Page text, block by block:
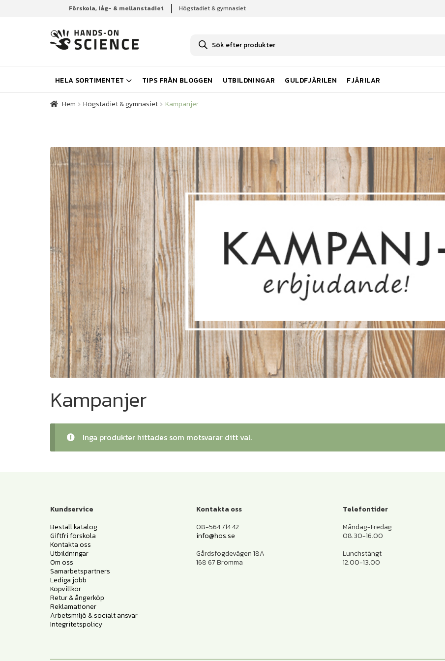
Förskola, låg- & mellanstadiet Högstadiet & gymnasiet
u
k
t
s
ö
k
HELA SORTIMENTET TIPS FRÅN BLOGGEN UTBILDNINGAR GULDFJÄRILEN FJÄRILAR
Hem Högstadiet & gymnasiet Kampanjer
Hem Högstadiet & gymnasiet Kampanjer
Kampanjer
Inga produkter hittades som motsvarar ditt val.
Kundservice
Beställ katalog
Giftfri förskola
Kontakta oss
Utbildningar
Om oss
Samarbetspartners
Lediga jobb
Köpvillkor
Retur & ångerköp
Reklamationer
Arbetsmiljö & socialt ansvar
Integritetspolicy
Kontakta oss
08-564 714 42
info@hos.se
Gårdsfogdevägen 18A
168 67 Bromma
Telefontider
Måndag-Fredag
08.30-16.00
Lunchstängt
12.00-13.00